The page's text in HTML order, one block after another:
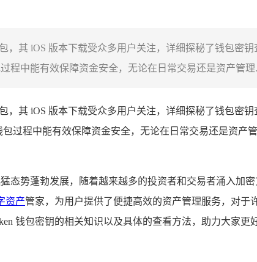
，其 iOS 版本下载受众多用户关注，详细探秘了钱包密
程中能有效保障资金安全，无论在日常交易还是资产管理
，其 iOS 版本下载受众多用户关注，详细探秘了钱包密
过程中能有效保障资金安全，无论在日常交易还是资产
势蓬勃发展，随着越来越多的投资者和交易者涌入加密
资产管家，为用户提供了便捷高效的资产管理服务，对
钱包密钥的相关知识以及具体的查看方法，助力大家